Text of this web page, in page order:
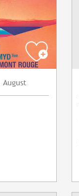
August